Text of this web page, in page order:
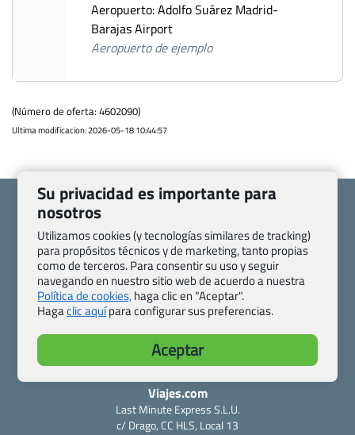
Aeropuerto: Adolfo Suárez Madrid-
Barajas Airport
Aeropuerto de ejemplo
(Número de oferta: 4602090)
Ultima modificacion: 2026-05-18 10:44:57
Quienes somos
Contacto
Pasaporte, Visado, Salud y otras disposiciones específicas
Blog de Viajes.com
Registro de agencias
Preguntas frecuentes
Condiciones generales
Política de privacidad y cookies
Transparencia
Todas las páginas – sitemap
Viajes.com
Last Minute Express S.L.U.
c/ Drago, CC HLS, Local 13
Su privacidad es importante para
nosotros
Utilizamos cookies (y tecnologías similares de tracking)
para propósitos técnicos y de marketing, tanto propias
como de terceros. Para consentir su uso y seguir
navegando en nuestro sitio web de acuerdo a nuestra
Política de cookies,haga clic en "Aceptar".
Hagaclic aquípara configurar sus preferencias.
Aceptar